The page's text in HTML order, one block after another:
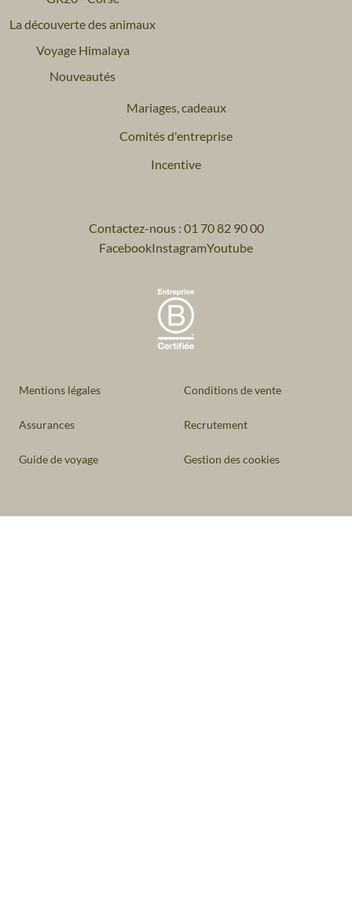
La découverte des animaux
Voyage Himalaya
Nouveautés
Mariages, cadeaux
Comités d'entreprise
Incentive
Contactez-nous : 01 70 82 90 00
FacebookInstagramYoutube
Mentions légales Conditions de vente
Assurances Recrutement
Guide de voyage Gestion des cookies